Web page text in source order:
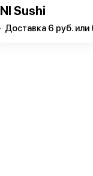
Sushi
Доставка 6 руб.